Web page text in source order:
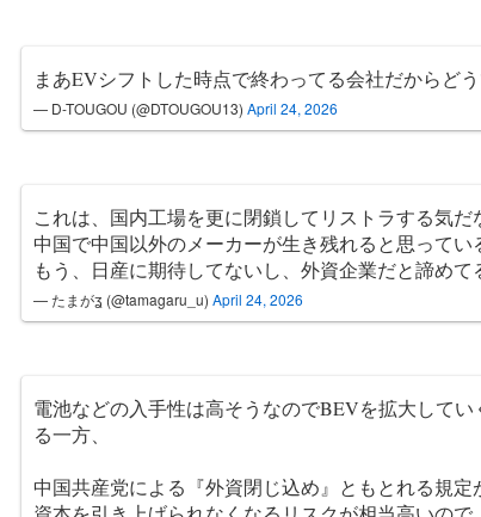
まあEVシフトした時点で終わってる会社だからどう
— D-TOUGOU (@DTOUGOU13) April 24, 2026
これは、国内工場を更に閉鎖してリストラする気だ
中国で中国以外のメーカーが生き残れると思ってい
もう、日産に期待してないし、外資企業だと諦めて
— たまがʓ (@tamagaru_u) April 24, 2026
電池などの入手性は高そうなのでBEVを拡大して
る一方、
中国共産党による『外資閉じ込め』ともとれる規定